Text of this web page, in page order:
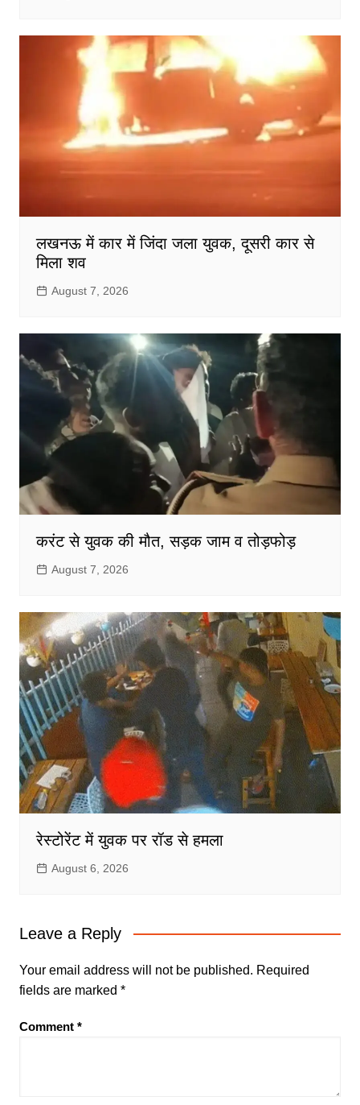
लखनऊ में कार में जिंदा जला युवक, दूसरी कार से
मिला शव
August 7, 2026
करंट से युवक की मौत, सड़क जाम व तोड़फोड़
August 7, 2026
रेस्टोरेंट में युवक पर रॉड से हमला
August 6, 2026
Leave a Reply
Your email address will not be published. Required
fields are marked *
Comment *